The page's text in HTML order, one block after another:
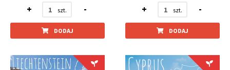
+
-
DODAJ
+
-
DODAJ